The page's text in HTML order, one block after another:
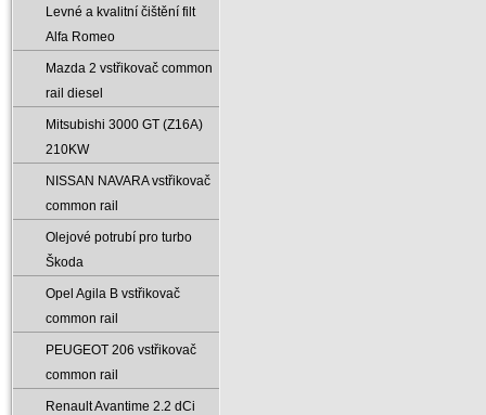
Levné a kvalitní čištění filt
Alfa Romeo
Mazda 2 vstřikovač common
rail diesel
Mitsubishi 3000 GT (Z16A)
210KW
NISSAN NAVARA vstřikovač
common rail
Olejové potrubí pro turbo
Škoda
Opel Agila B vstřikovač
common rail
PEUGEOT 206 vstřikovač
common rail
Renault Avantime 2.2 dCi